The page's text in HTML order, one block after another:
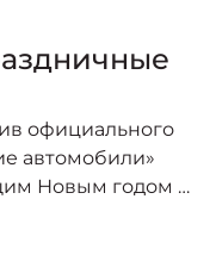
официального
автомобили»
Новым годом и